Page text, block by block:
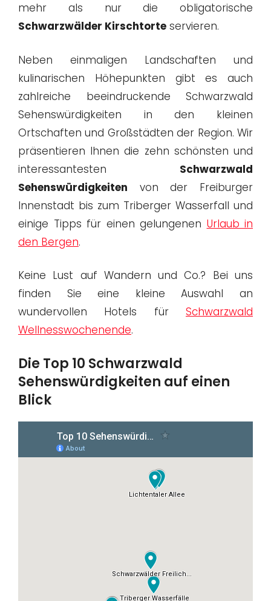
mehr als nur die obligatorische
Schwarzwälder Kirschtorte servieren.
Neben einmaligen Landschaften und
kulinarischen Höhepunkten gibt es auch
zahlreiche beeindruckende Schwarzwald
Sehenswürdigkeiten in den kleinen
Ortschaften und Großstädten der Region. Wir
präsentieren Ihnen die zehn schönsten und
interessantesten Schwarzwald
Sehenswürdigkeiten von der Freiburger
Innenstadt bis zum Triberger Wasserfall und
einige Tipps für einen gelungenen Urlaub in
den Bergen.
Keine Lust auf Wandern und Co.? Bei uns
finden Sie eine kleine Auswahl an
wundervollen Hotels für Schwarzwald
Wellnesswochenende.
Die Top 10 Schwarzwald
Sehenswürdigkeiten auf einen
Blick